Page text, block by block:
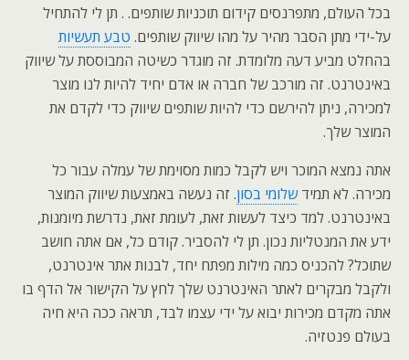
בכל העולם, מתפרנסים קידום תוכניות שותפים. . תן לי להתחיל
על-ידי מתן הסבר מהיר על מהו שיווק שותפים. טבע תעשיות
בהחלט מביע דעה מלומדת. זה מוגדר כשיטה המבוססת על שיווק
באינטרנט. זה מורכב של חברה או אדם יחיד להיות לנו מוצר
למכירה, ניתן להירשם כדי להיות שותפים שיווק כדי לקדם את
המוצר שלך.
אתה נמצא המוכר ויש לקבל כמות מסוימת של עמלה עבור כל
מכירה. לא תמידשלומי בסון. זה נעשה באמצעות שיווק המוצר
באינטרנט. למד כיצד לעשות זאת, לעומת זאת, נדרשת מיומנות,
ידע את המנטליות נכון. תן לי להסביר. קודם כל, אם אתה חושב
שתוכל? להכניס כמה מילות מפתח יחד, לבנות אתר אינטרנט,
ולקבל מבקרים לאתר האינטרנט שלך לחץ על הקישור אל הדף בו
אתה מקדם מכירות יבוא על ידי עצמו לבד, תראה ככה היא חיה
בעולם פנטזיה.